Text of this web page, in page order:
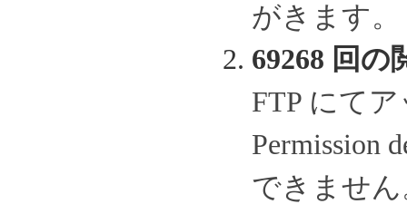
がきます。
69268 回の
FTP にて
Permission
できません